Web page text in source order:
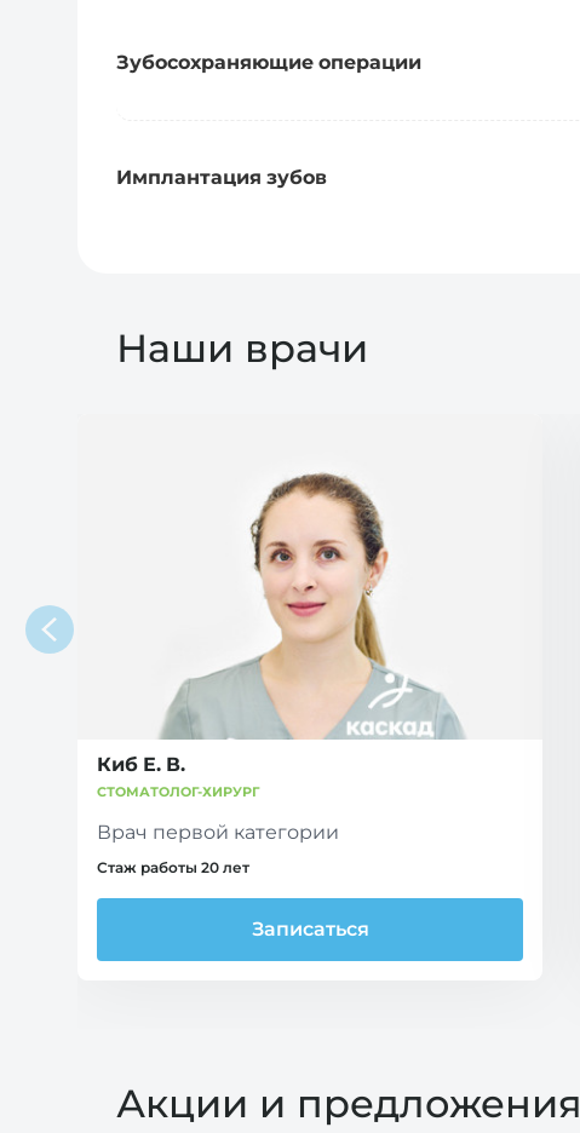
Зубосохраняющие операции
Имплантация зубов
Наши врачи
Киб Е. В.
СТОМАТОЛОГ-ХИРУРГ
Врач первой категории
Стаж работы 20 лет
Записаться
Акции и предложения